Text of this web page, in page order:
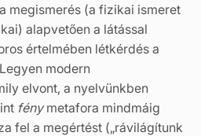
megismerés (a fizikai ismeret
alapvetően a látással
értelmében létkérdés a
modern
elvont, a nyelvünkben
fénymetafora mindmáig
fel a megértést („rávilágítunk